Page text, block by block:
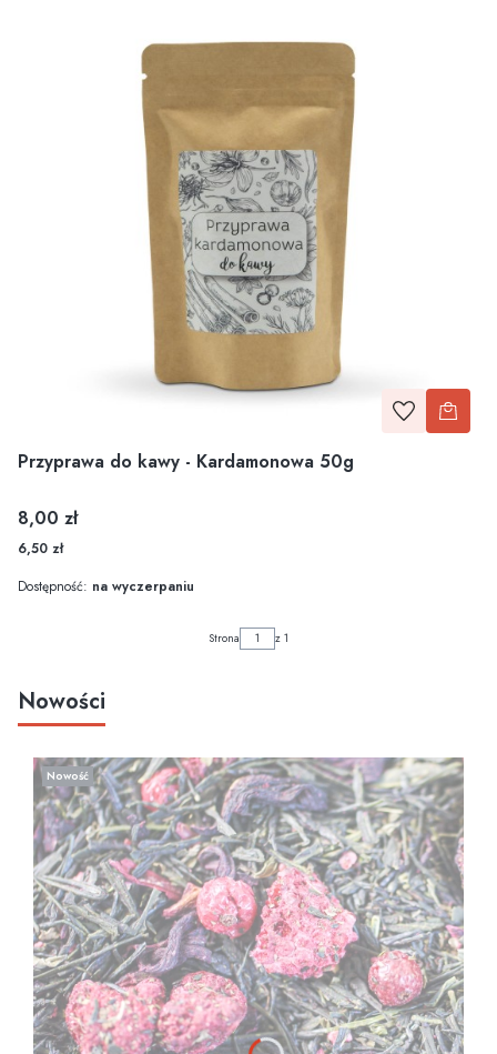
Przyprawa do kawy - Kardamonowa 50g
Cena
8,00 zł
6,50 zł
Dostępność: na wyczerpaniu
Strona z 1
Nowości
Nowość